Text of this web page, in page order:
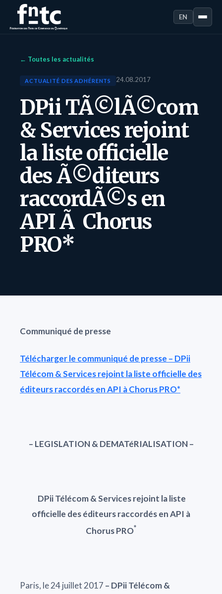
EN
← Toutes les actualités
ACTUALITÉ DES ADHÉRENTS 24.08.2017
DPii TÃ©lÃ©com
& Services rejoint
la liste officielle
des Ã©diteurs
raccordÃ©s en
API Ã Chorus
PRO*
Communiqué de presse
Télécharger le communiqué de presse – DPii
Télécom & Services rejoint la liste officielle des
éditeurs raccordés en API à Chorus PRO*
– LEGISLATION & DEMATéRIALISATION –
DPii Télécom & Services rejoint la liste
officielle des éditeurs raccordés en API à
Chorus PRO*
Paris, le 24 juillet 2017 – DPii Télécom &